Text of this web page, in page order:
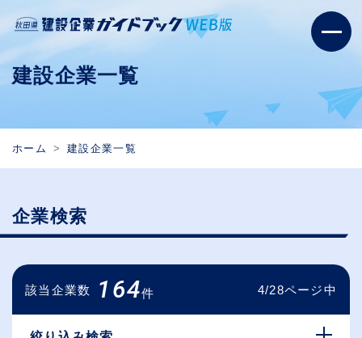
建設企業一覧
ホーム 建設企業一覧
企業検索
該当企業数 164件 4/28ページ中